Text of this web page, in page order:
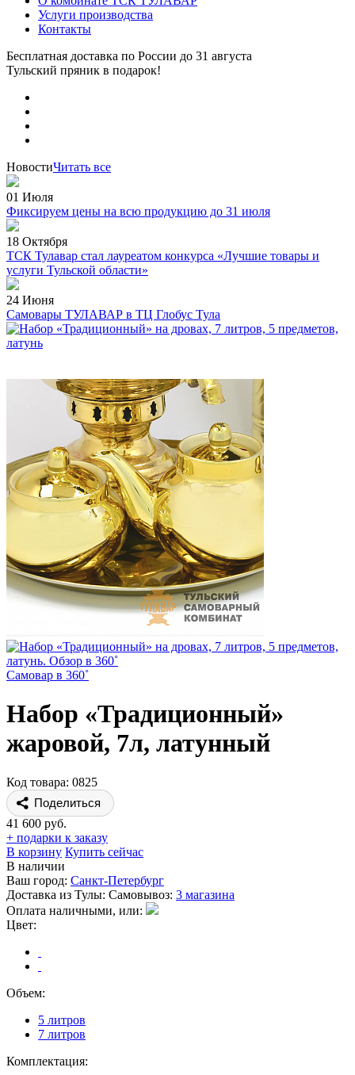
Услуги производства
Контакты
Бесплатная доставка по России до 31 августа
Тульский пряник в подарок!
НовостиЧитать все
01 Июля
Фиксируем цены на всю продукцию до 31 июля
18 Октября
ТСК Тулавар стал лауреатом конкурса «Лучшие товары и
услуги Тульской области»
24 Июня
Самовары ТУЛАВАР в ТЦ Глобус Тула
Самовар в 360˚
Набор «Традиционный»
жаровой, 7л, латунный
Код товара: 0825
Поделиться
41 600 руб.
+ подарки к заказу
В корзину Купить сейчас
В наличии
Ваш город: Санкт-Петербург
Доставка из Тулы: Самовывоз: 3 магазина
Оплата наличными, или:
Цвет:
Объем:
5 литров
7 литров
Комплектация: